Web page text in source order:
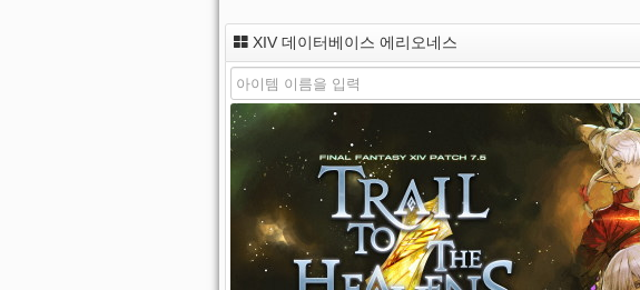
XIV 데이터베이스 에리오네스